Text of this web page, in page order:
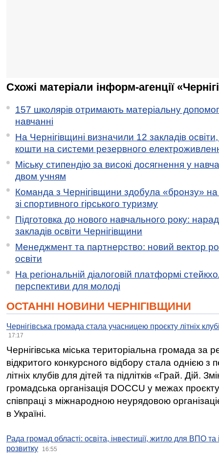
Схожі матеріали інформ-агенції
157 школярів отримають матеріальну
навчанні
На Чернігівщині визначили 12 закладів
кошти на системи резервного
Міську стипендію за високі досягнення у
двом учням
Команда з Чернігівщини здобула «бронзу» на
зі спортивного гірського туризму
Підготовка до нового навчального року:
закладів освіти Чернігівщини
Менеджмент та партнерство: новий вектор
освіти
На регіональній діалоговій платформі
перспективи для молоді
ОСТАННІ НОВИНИ ЧЕРНІГІВЩИНИ
Чернігівська громада стала учасницею проєкту літніх
17:17
Чернігівська міська територіальна громада за
відкритого конкурсного відбору стала однією
літніх клубів для дітей та підлітків «Грай. Дій.
громадська організація DOCCU у межах
співпраці з міжнародною неурядовою
в Україні.
Рада громад області: освіта, інвестиції, житло для ВПО
розвитку
16:55